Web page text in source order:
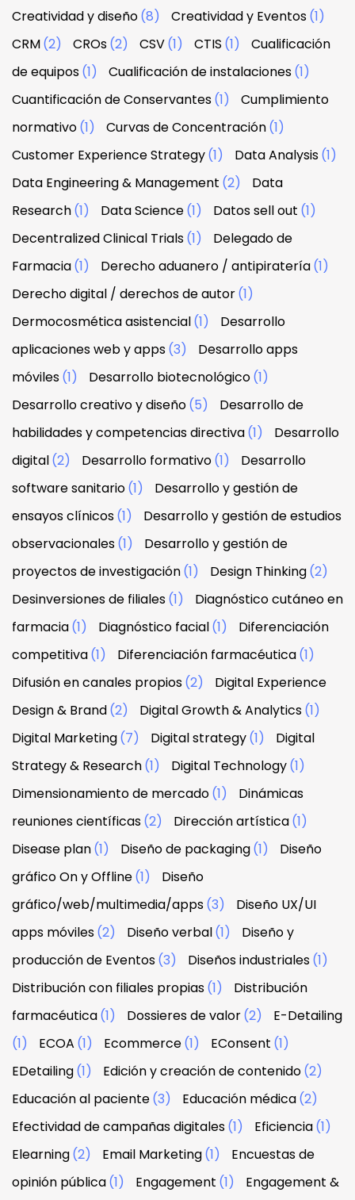
Creatividad y diseño(8) Creatividad y Eventos(1)
CRM(2) CROs(2) CSV(1) CTIS (1)
Cualificación
de equipos(1) Cualificación de instalaciones(1)
Cuantificación de Conservantes(1)
Cumplimiento
normativo(1) Curvas de Concentración(1)
Customer Experience Strategy(1) Data Analysis(1)
Data Engineering & Management (2)
Data
Research(1) Data Science(1) Datos sell out (1)
Decentralized Clinical Trials(1)
Delegado de
Farmacia(1) Derecho aduanero / antipiratería(1)
Derecho digital / derechos de autor(1)
Dermocosmética asistencial(1)
Desarrollo
aplicaciones web y apps(3)
Desarrollo apps
móviles(1) Desarrollo biotecnológico(1)
Desarrollo creativo y diseño(5)
Desarrollo de
habilidades y competencias directiva(1)
Desarrollo
digital(2) Desarrollo formativo(1)
Desarrollo
software sanitario(1)
Desarrollo y gestión de
ensayos clínicos(1)
Desarrollo y gestión de estudios
observacionales(1)
Desarrollo y gestión de
proyectos de investigación(1) Design Thinking(2)
Desinversiones de filiales(1)
Diagnóstico cutáneo en
farmacia(1) Diagnóstico facial(1)
Diferenciación
competitiva(1) Diferenciación farmacéutica(1)
Difusión en canales propios(2)
Digital Experience
Design & Brand(2) Digital Growth & Analytics(1)
Digital Marketing(7) Digital strategy(1)
Digital
Strategy & Research(1) Digital Technology(1)
Dimensionamiento de mercado(1)
Dinámicas
reuniones científicas(2) Dirección artística(1)
Disease plan(1) Diseño de packaging(1)
Diseño
gráfico On y Offline(1)
Diseño
gráfico/web/multimedia/apps(3)
Diseño UX/UI
apps móviles(2) Diseño verbal(1)
Diseño y
producción de Eventos(3) Diseños industriales(1)
Distribución con filiales propias(1)
Distribución
farmacéutica(1) Dossieres de valor(2)
E-Detailing
(1)
ECOA (1) Ecommerce(1) EConsent (1)
EDetailing(1) Edición y creación de contenido(2)
Educación al paciente(3) Educación médica(2)
Efectividad de campañas digitales(1) Eficiencia(1)
Elearning(2) Email Marketing(1)
Encuestas de
opinión pública(1) Engagement (1)
Engagement &